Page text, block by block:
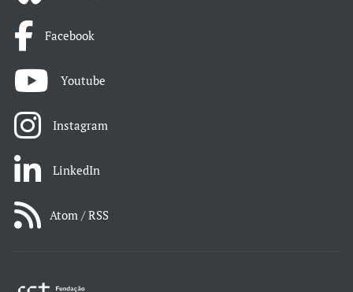
Facebook
Youtube
Instagram
LinkedIn
Atom / RSS